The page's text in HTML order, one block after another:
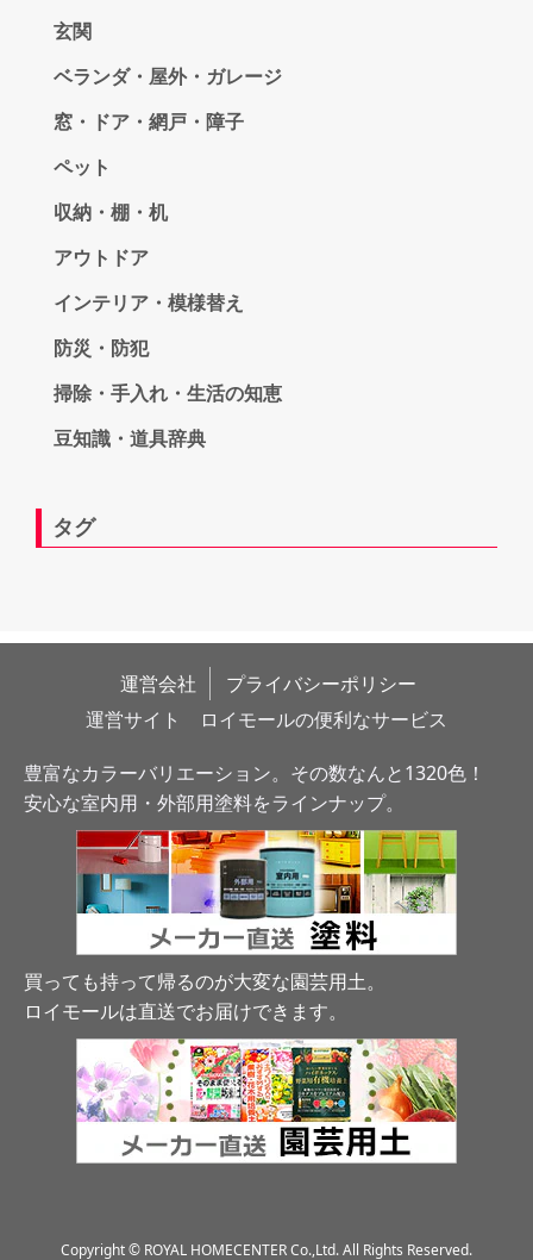
玄関
ベランダ・屋外・ガレージ
窓・ドア・網戸・障子
ペット
収納・棚・机
アウトドア
インテリア・模様替え
防災・防犯
掃除・手入れ・生活の知恵
豆知識・道具辞典
タグ
運営会社
プライバシーポリシー
運営サイト　ロイモールの便利なサービス
豊富なカラーバリエーション。その数なんと1320色！
安心な室内用・外部用塗料をラインナップ。
買っても持って帰るのが大変な園芸用土。
ロイモールは直送でお届けできます。
Copyright © ROYAL HOMECENTER Co.,Ltd. All Rights Reserved.